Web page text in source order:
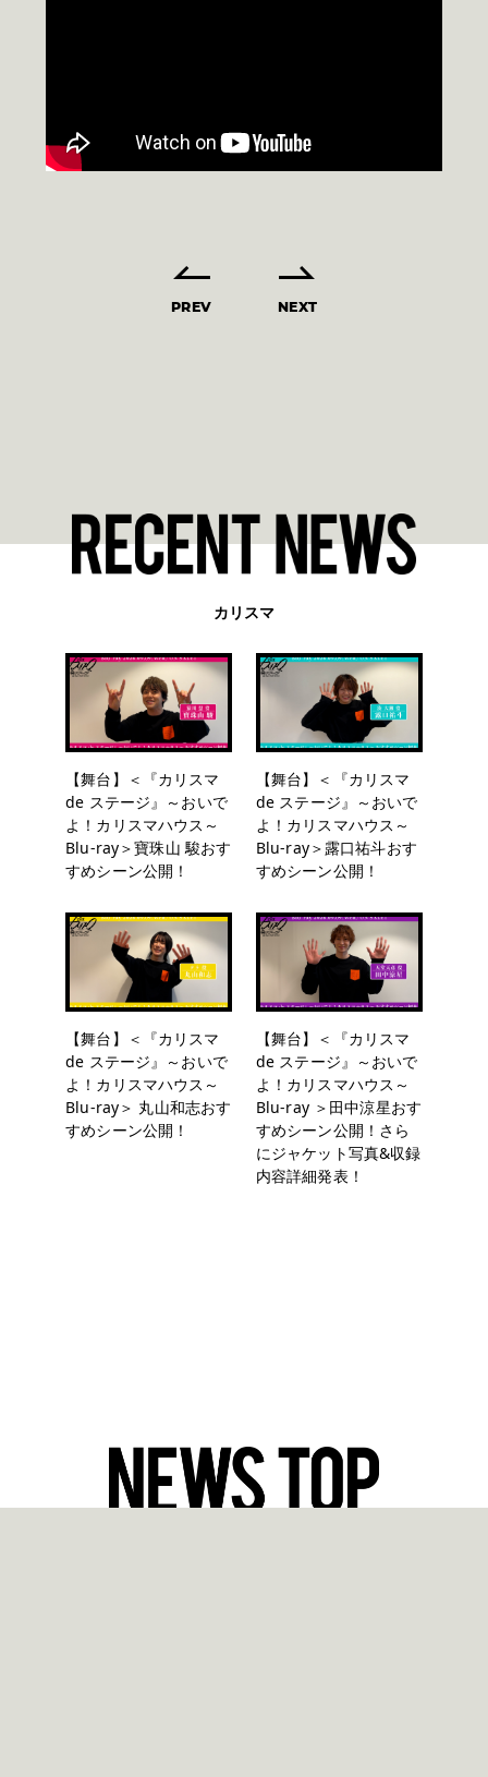
PREV NEXT
カリスマ
【舞台】＜『カリスマ
de ステージ』～おいで
よ！カリスマハウス～
Blu-ray＞寶珠山 駿おす
すめシーン公開！
【舞台】＜『カリスマ
de ステージ』～おいで
よ！カリスマハウス～
Blu-ray＞露口祐斗おす
すめシーン公開！
【舞台】＜『カリスマ
de ステージ』～おいで
よ！カリスマハウス～
Blu-ray＞ 丸山和志おす
すめシーン公開！
【舞台】＜『カリスマ
de ステージ』～おいで
よ！カリスマハウス～
Blu-ray ＞田中涼星おす
すめシーン公開！さら
にジャケット写真&収録
内容詳細発表！